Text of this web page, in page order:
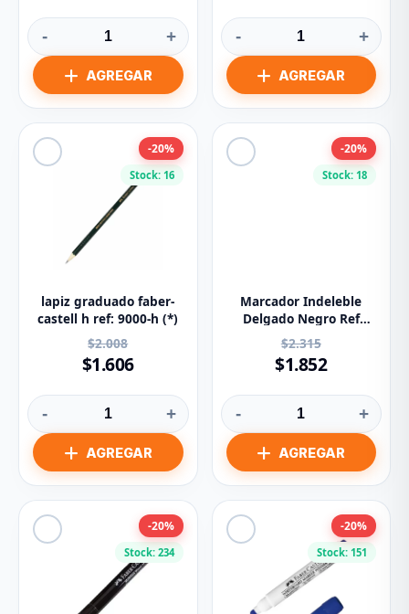
- + - +
Stock: 16
-20%
lapiz graduado faber-
castell h ref: 9000-h (*)
$2.008
$1.606
- +
Stock: 18
-20%
Marcador Indeleble
Delgado Negro Ref
352899 Faber Castell
$2.315
$1.852
- +
Stock: 234
-20%
Stock: 151
-20%